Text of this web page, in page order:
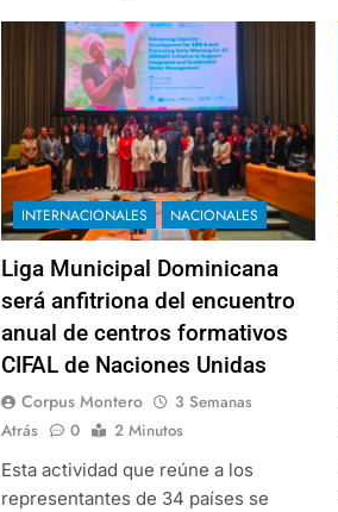
INTERNACIONALES NACIONALES
Liga Municipal Dominicana
será anfitriona del encuentro
anual de centros formativos
CIFAL de Naciones Unidas
Corpus Montero
3 Semanas
Atrás
0
2 Minutos
Esta actividad que reúne a los
representantes de 34 países se